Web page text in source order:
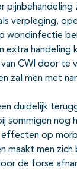
verpleging,
wondinfectie
extra
CWI door te
zal men met
duidelijk
sommigen nog
effecten op
maakt men
de forse